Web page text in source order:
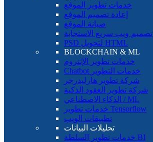
خدمات تطوير الموقع
إعادة تصميم الموقع
صيانة الموقع
تصميم ويب سريع الاستجابة
PSD لتحويل HTML
BLOCKCHAIN ​​& ML
خدمات تطوير الإثتروم
Chatbot خدمات التطوير
شركة تطوير هارليدرجر
شركة تطوير العقود الذكية
الذكاء الاصطناعي / ML
خدمات تطوير Tensorflow
تطبيقات الويب
تحليلات البيانات
خدمات تطوير السلطة BI